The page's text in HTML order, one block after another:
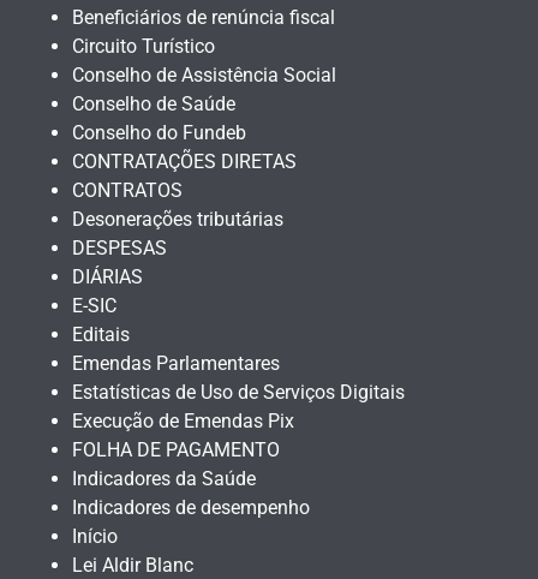
Beneficiários de renúncia fiscal
Circuito Turístico
Conselho de Assistência Social
Conselho de Saúde
Conselho do Fundeb
CONTRATAÇÕES DIRETAS
CONTRATOS
Desonerações tributárias
DESPESAS
DIÁRIAS
E-SIC
Editais
Emendas Parlamentares
Estatísticas de Uso de Serviços Digitais
Execução de Emendas Pix
FOLHA DE PAGAMENTO
Indicadores da Saúde
Indicadores de desempenho
Início
Lei Aldir Blanc